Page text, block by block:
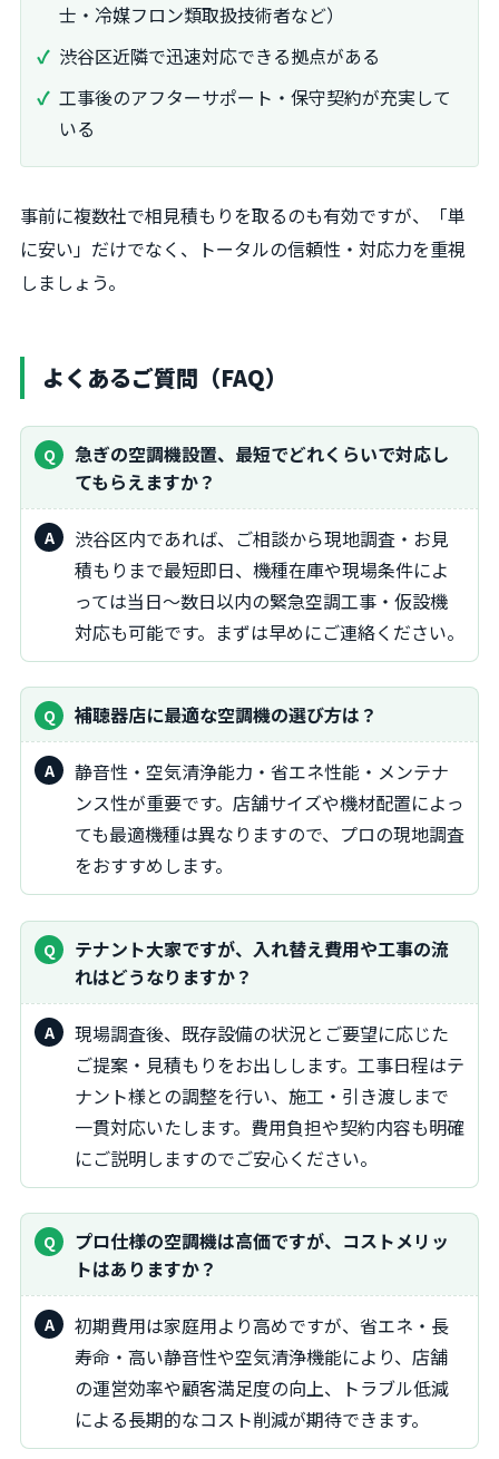
士・冷媒フロン類取扱技術者など）
渋谷区近隣で迅速対応できる拠点がある
工事後のアフターサポート・保守契約が充実して
いる
事前に複数社で相見積もりを取るのも有効ですが、「単
に安い」だけでなく、トータルの信頼性・対応力を重視
しましょう。
よくあるご質問（FAQ）
急ぎの空調機設置、最短でどれくらいで対応し
てもらえますか？
渋谷区内であれば、ご相談から現地調査・お見
積もりまで最短即日、機種在庫や現場条件によ
っては当日～数日以内の緊急空調工事・仮設機
対応も可能です。まずは早めにご連絡ください。
補聴器店に最適な空調機の選び方は？
静音性・空気清浄能力・省エネ性能・メンテナ
ンス性が重要です。店舗サイズや機材配置によっ
ても最適機種は異なりますので、プロの現地調査
をおすすめします。
テナント大家ですが、入れ替え費用や工事の流
れはどうなりますか？
現場調査後、既存設備の状況とご要望に応じた
ご提案・見積もりをお出しします。工事日程はテ
ナント様との調整を行い、施工・引き渡しまで
一貫対応いたします。費用負担や契約内容も明確
にご説明しますのでご安心ください。
プロ仕様の空調機は高価ですが、コストメリッ
トはありますか？
初期費用は家庭用より高めですが、省エネ・長
寿命・高い静音性や空気清浄機能により、店舗
の運営効率や顧客満足度の向上、トラブル低減
による長期的なコスト削減が期待できます。